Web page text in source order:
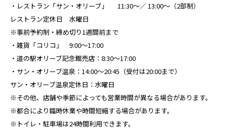
・レストラン「サン・オリーブ」 11:30～／ 13:00～（2部制）
レストラン定休日 水曜日
※事前予約制・締め切り1週間前まで
・雑貨「コリコ」 9:00～17:00
・道の駅オリーブ記念館売店：8:30～17:00
・サン・オリーブ温泉：14:00～20:45（受付は20:00まで）
サン・オリーブ温泉定休日：水曜日
※その他、店舗や季節によっても営業時間が異なる場合があります。
※都合により臨時休業や時間短縮する場合があります。
※トイレ・駐車場は24時間利用できます。